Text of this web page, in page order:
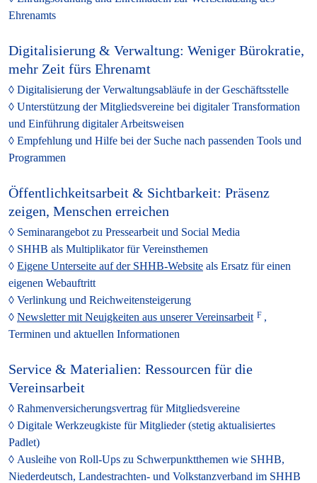
Ehrenamts
Digitalisierung & Verwaltung: Weniger Bürokratie,
mehr Zeit fürs Ehrenamt
Digitalisierung der Verwaltungsabläufe in der Geschäftsstelle
Unterstützung der Mitgliedsvereine bei digitaler Transformation
und Einführung digitaler Arbeitsweisen
Empfehlung und Hilfe bei der Suche nach passenden Tools und
Programmen
Öffentlichkeitsarbeit & Sichtbarkeit: Präsenz
zeigen, Menschen erreichen
Seminarangebot zu Pressearbeit und Social Media
SHHB als Multiplikatorfür Vereinsthemen
Eigene Unterseite auf der SHHB-Website als Ersatz für einen
eigenen Webauftritt
Verlinkung und Reichweitensteigerung
Newsletter mit Neuigkeiten aus unserer Vereinsarbeit
,
Terminen und aktuellen Informationen
Service & Materialien: Ressourcen für die
Vereinsarbeit
Rahmenversicherungsvertrag für Mitgliedsvereine
Digitale Werkzeugkiste für Mitglieder (stetig aktualisiertes
Padlet)
Ausleihe von Roll-Ups zu Schwerpunktthemen wie SHHB,
Niederdeutsch, Landestrachten- und Volkstanzverband im SHHB